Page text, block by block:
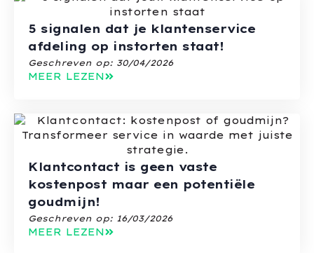
5 signalen dat je klantenservice
afdeling op instorten staat!
Geschreven op: 30/04/2026
MEER LEZEN
Klantcontact is geen vaste
kostenpost maar een potentiële
goudmijn!
Geschreven op: 16/03/2026
MEER LEZEN